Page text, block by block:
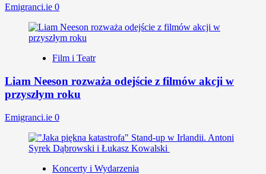
Emigranci.ie 0
Film i Teatr
Liam Neeson rozważa odejście z filmów akcji w
przyszłym roku
Emigranci.ie 0
Koncerty i Wydarzenia